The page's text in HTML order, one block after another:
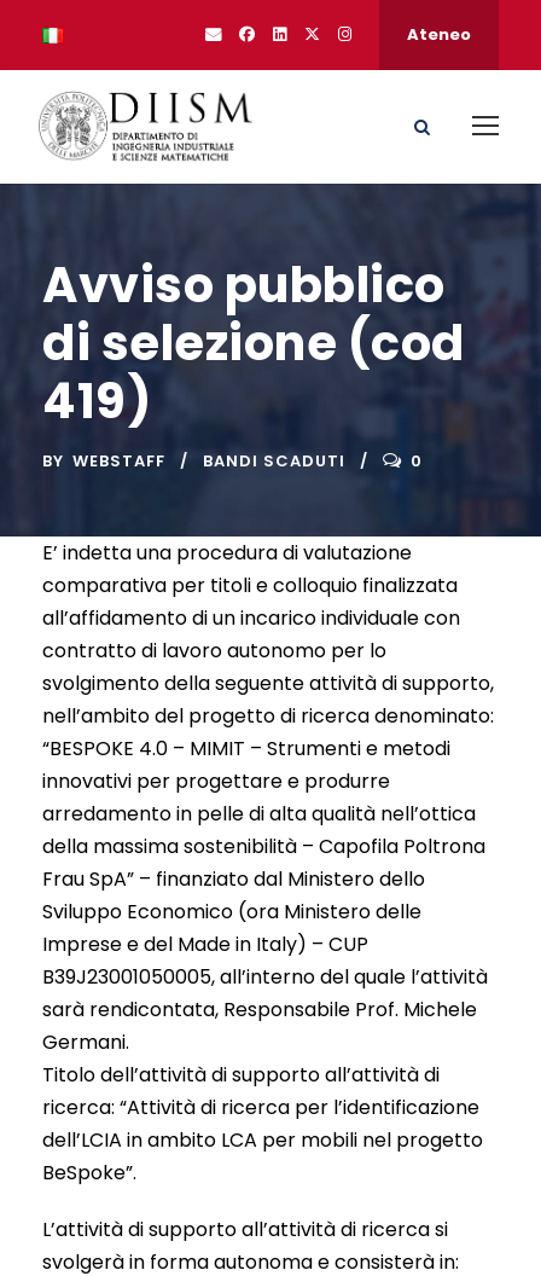
Ateneo
Avviso pubblico
di selezione (cod
419)
BY WEBSTAFF BANDI SCADUTI 0
E’ indetta una procedura di valutazione
comparativa per titoli e colloquio finalizzata
all’affidamento di un incarico individuale con
contratto di lavoro autonomo per lo
svolgimento della seguente attività di supporto,
nell’ambito del progetto di ricerca denominato:
“BESPOKE 4.0 – MIMIT – Strumenti e metodi
innovativi per progettare e produrre
arredamento in pelle di alta qualità nell’ottica
della massima sostenibilità – Capofila Poltrona
Frau SpA” – finanziato dal Ministero dello
Sviluppo Economico (ora Ministero delle
Imprese e del Made in Italy) – CUP
B39J23001050005, all’interno del quale l’attività
sarà rendicontata, Responsabile Prof. Michele
Germani.
Titolo dell’attività di supporto all’attività di
ricerca: “Attività di ricerca per l’identificazione
dell’LCIA in ambito LCA per mobili nel progetto
BeSpoke”.
L’attività di supporto all’attività di ricerca si
svolgerà in forma autonoma e consisterà in: